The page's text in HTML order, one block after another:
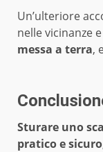
Un’ulteriore
nelle vicinanze e
messa a terra,
Sturare uno
pratico e sicuro